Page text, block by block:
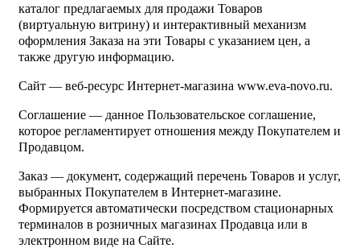
каталог предлагаемых для продажи Товаров
(виртуальную витрину) и интерактивный механизм
оформления Заказа на эти Товары с указанием цен, а
также другую информацию.
Сайт — веб-ресурс Интернет-магазина www.eva-novo.ru.
Соглашение — данное Пользовательское соглашение,
которое регламентирует отношения между Покупателем и
Продавцом.
Заказ — документ, содержащий перечень Товаров и услуг,
выбранных Покупателем в Интернет-магазине.
Формируется автоматически посредством стационарных
терминалов в розничных магазинах Продавца или в
электронном виде на Сайте.